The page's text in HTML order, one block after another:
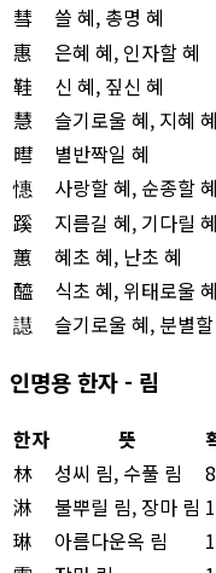
彗
쓸 혜, 총명 혜
惠
은혜 혜, 인자할 혜
鞋
신 혜, 짚신 혜
慧
슬기로울 혜, 지혜 혜
暳
별반짝일 혜
憓
사랑할 혜, 순종할 혜
蹊
지름길 혜, 기다릴 혜
蕙
혜초 혜, 난초 혜
醯
식초 혜, 위태로울 혜
譿
슬기로울 혜, 분별
인명용 한자 - 림
한자 뜻
林
성씨 림, 수풀 림 8
淋
불뿌릴 림, 장마 림
琳
아름다운옥 림